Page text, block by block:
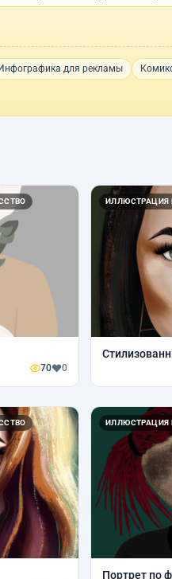
Инфографика для рекламы
70 0
ИЛЛЮСТРАЦИЯ
ИЛЛЮСТРАЦИЯ
Портрет по